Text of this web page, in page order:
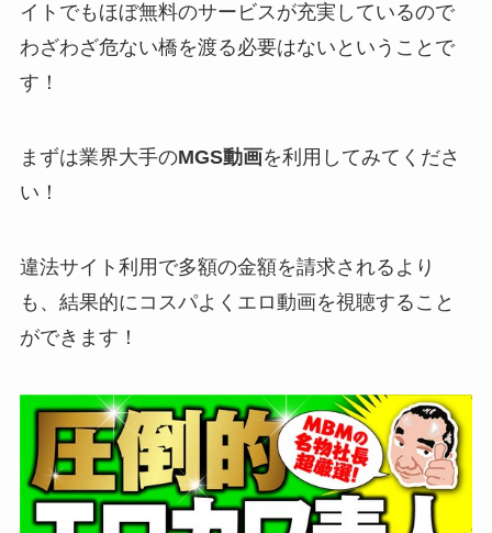
イトでもほぼ無料のサービスが充実しているので
わざわざ危ない橋を渡る必要はないということで
す！
まずは業界大手のMGS動画を利用してみてくださ
い！
違法サイト利用で多額の金額を請求されるより
も、結果的にコスパよくエロ動画を視聴すること
ができます！